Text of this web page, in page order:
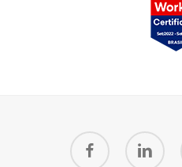
facebook linkedin